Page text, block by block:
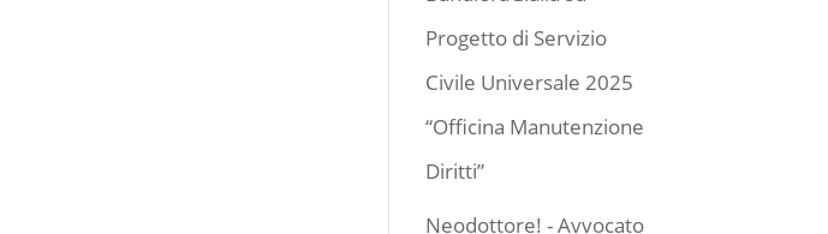
Progetto di Servizio
Civile Universale 2025
“Officina Manutenzione
Diritti”
Neodottore! - Avvocato